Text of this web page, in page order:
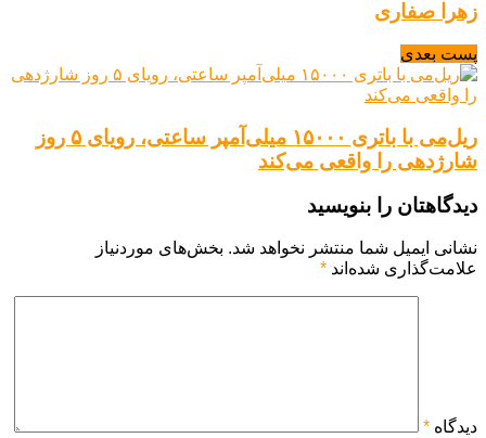
زهرا صفاری
پست بعدی
ریل‌می با باتری ۱۵۰۰۰ میلی‌آمپر ساعتی، رویای ۵ روز
شارژدهی را واقعی می‌کند
دیدگاهتان را بنویسید
نشانی ایمیل شما منتشر نخواهد شد. بخش‌های موردنیاز
علامت‌گذاری شده‌اند *
دیدگاه *